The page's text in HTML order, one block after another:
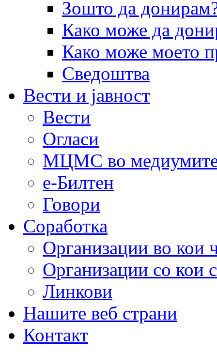
Зошто да
Како може да
Како може моето
Сведоштва
Вести и јавност
Вести
Огласи
МЦМС во
е-Билтен
Говори
Соработка
Организации во кои
Организации со кои
Линкови
Нашите веб страни
Контакт